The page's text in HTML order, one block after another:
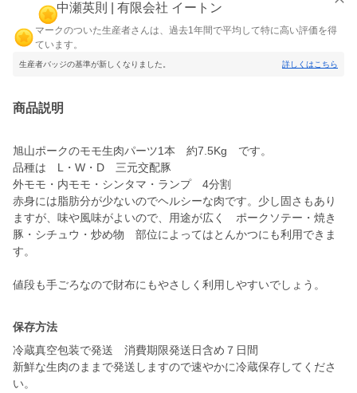
中瀬英則 | 有限会社 イートン
マークのついた生産者さんは、過去1年間で平均して特に高い評価を得
ています。
生産者バッジの基準が新しくなりました。 詳しくはこちら
商品説明
旭山ポークのモモ生肉パーツ1本 約7.5Kg です。
品種は L・W・D 三元交配豚
外モモ・内モモ・シンタマ・ランプ 4分割
赤身には脂肪分が少ないのでヘルシーな肉です。少し固さもあり
ますが、味や風味がよいので、用途が広く ポークソテー・焼き
豚・シチュウ・炒め物 部位によってはとんかつにも利用できま
す。
保存方法
冷蔵真空包装で発送 消費期限発送日含め７日間
新鮮な生肉のままで発送しますので速やかに冷蔵保存してくださ
い。